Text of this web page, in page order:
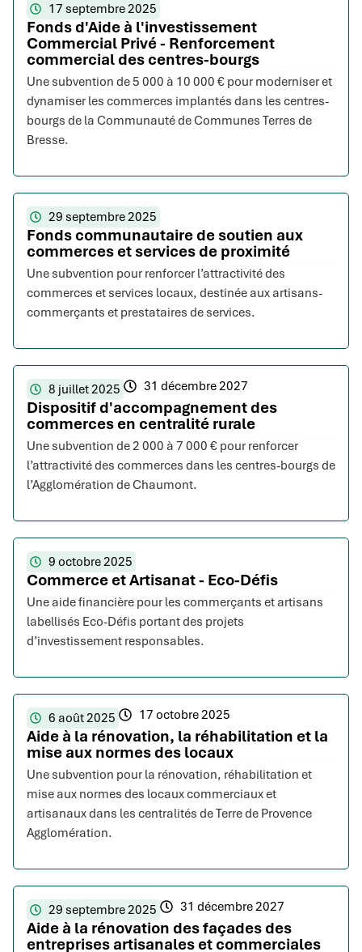
17 septembre 2025
Fonds d'Aide à l'investissement
Commercial Privé - Renforcement
commercial des centres-bourgs
Une subvention de 5 000 à 10 000 € pour moderniser et
dynamiser les commerces implantés dans les centres-
bourgs de la Communauté de Communes Terres de
Bresse.
29 septembre 2025
Fonds communautaire de soutien aux
commerces et services de proximité
Une subvention pour renforcer l’attractivité des
commerces et services locaux, destinée aux artisans-
commerçants et prestataires de services.
8 juillet 2025 31 décembre 2027
Dispositif d'accompagnement des
commerces en centralité rurale
Une subvention de 2 000 à 7 000 € pour renforcer
l’attractivité des commerces dans les centres-bourgs de
l’Agglomération de Chaumont.
9 octobre 2025
Commerce et Artisanat - Eco-Défis
Une aide financière pour les commerçants et artisans
labellisés Eco-Défis portant des projets
d’investissement responsables.
6 août 2025 17 octobre 2025
Aide à la rénovation, la réhabilitation et la
mise aux normes des locaux
Une subvention pour la rénovation, réhabilitation et
mise aux normes des locaux commerciaux et
artisanaux dans les centralités de Terre de Provence
Agglomération.
29 septembre 2025 31 décembre 2027
Aide à la rénovation des façades des
entreprises artisanales et commerciales